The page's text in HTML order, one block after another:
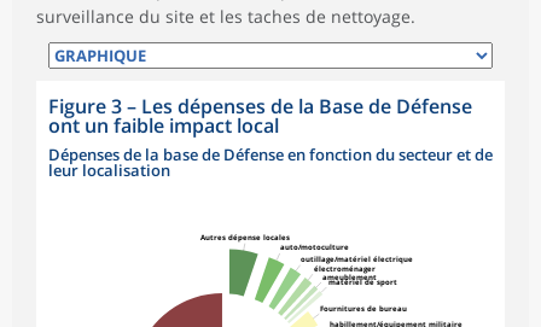
surveillance du site et les taches de nettoyage.
Figure 3– Les dépenses de la Base de Défense
ont un faible impact local
Dépenses de la base de Défense en fonction du secteur et de
leur localisation
Autres dépense locales
auto/motoculture
outillage/matériel électrique
électroménager
ameublement
matériel de sport
Fournitures de bureau
habillement/équipement militaire